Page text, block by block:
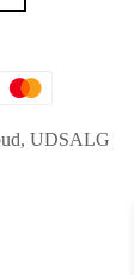
, UDSALG